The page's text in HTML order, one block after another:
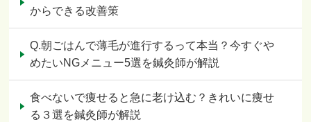
からできる改善策
Q.朝ごはんで薄毛が進行するって本当？今すぐや
めたいNGメニュー5選を鍼灸師が解説
食べないで痩せると急に老け込む？きれいに痩せ
る３選を鍼灸師が解説